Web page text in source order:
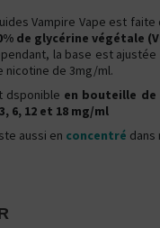
Vampire Vape est faite
de glycérine végétale
la base est ajustée
nicotine de 3mg/ml.
dsponible en bouteille de
6, 12 et 18 mg/ml
aussi en concentré dans